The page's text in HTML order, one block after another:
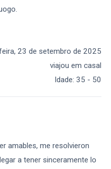
23 de setembro de 2025
viajou em casal
Idade: 35 - 50
amables, me resolvieron
a tener sinceramente lo